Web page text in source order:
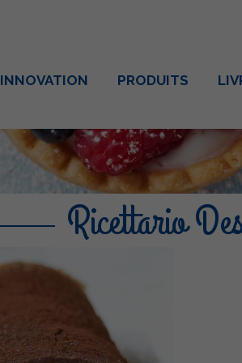
INNOVATION PRODUITS
Ricettario